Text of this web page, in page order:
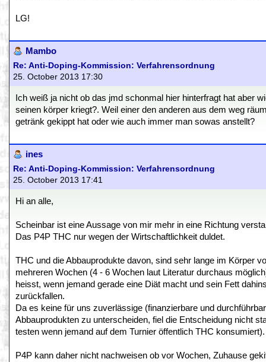
LG!
Mambo
Re: Anti-Doping-Kommission: Verfahrensordnung
25. October 2013 17:30
Ich weiß ja nicht ob das jmd schonmal hier hinterfragt hat aber
seinen körper kriegt?. Weil einer den anderen aus dem weg
getränk gekippt hat oder wie auch immer man sowas anstellt?
ines
Re: Anti-Doping-Kommission: Verfahrensordnung
25. October 2013 17:41
Hi an alle,
Scheinbar ist eine Aussage von mir mehr in eine Richtung
Das P4P THC nur wegen der Wirtschaftlichkeit duldet.
THC und die Abbauprodukte davon, sind sehr lange im Körper
mehreren Wochen (4 - 6 Wochen laut Literatur durchaus
heisst, wenn jemand gerade eine Diät macht und sein Fett
zurückfallen.
Da es keine für uns zuverlässige (finanzierbare und
Abbauprodukten zu unterscheiden, fiel die Entscheidung nicht
testen wenn jemand auf dem Turnier öffentlich THC konsumiert).
P4P kann daher nicht nachweisen ob vor Wochen, Zuhause